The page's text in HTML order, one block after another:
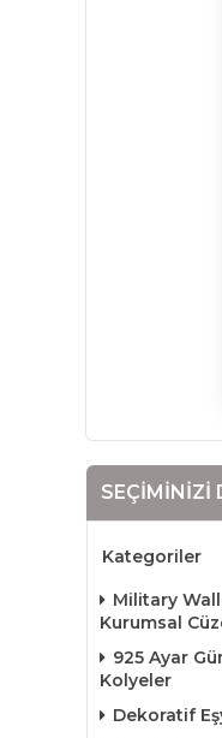
SEÇIMINIZI
Kategoriler
Military
Kurumsal
925 Ayar
Kolyeler
Dekoratif